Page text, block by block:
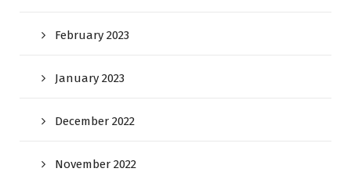
February 2023
January 2023
December 2022
November 2022